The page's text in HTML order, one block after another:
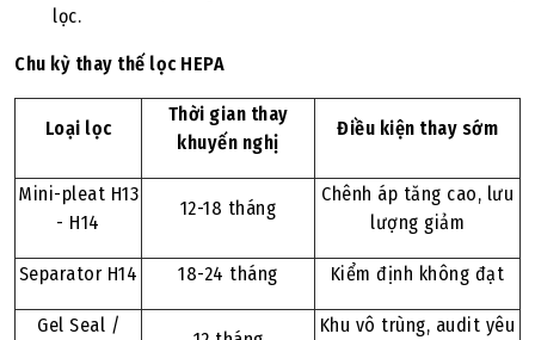
lọc.
Chu kỳ thay thế lọc HEPA
Loại lọc
Thời gian thay
khuyến nghị
Điều kiện thay sớm
Mini-pleat H13
- H14
12-18 tháng
Chênh áp tăng cao, lưu
lượng giảm
Separator H14 18-24 tháng Kiểm định không đạt
Gel Seal / Khu vô trùng, audit yêu